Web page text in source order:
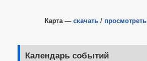
Карта — скачать / просмотреть
Календарь событий